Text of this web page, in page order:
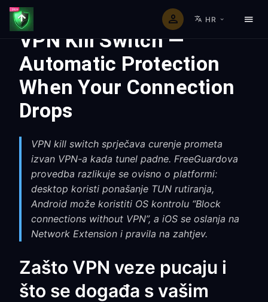
HR
VPN Kill Switch —
Automatic Protection
When Your Connection
Drops
VPN kill switch sprječava curenje prometa
izvan VPN-a kada tunel padne. FreeGuardova
provedba razlikuje se ovisno o platformi:
desktop koristi ponašanje TUN rutiranja,
Android može koristiti OS kontrolu “Block
connections without VPN”, a iOS se oslanja na
Network Extension i pravila na zahtjev.
Zašto VPN veze pucaju i
što se događa s vašim